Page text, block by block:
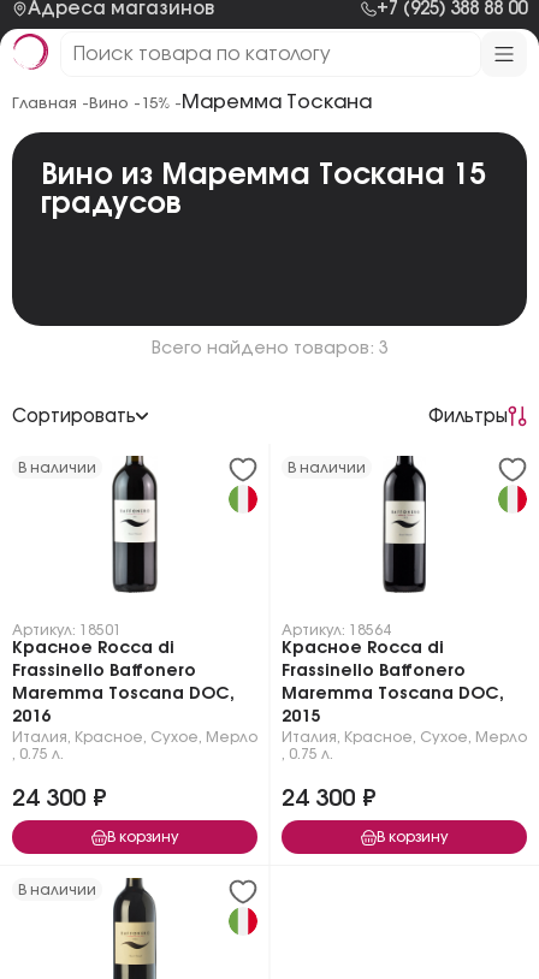
Адреса магазинов +7 (925) 388 88 00
Главная - Вино - 15% - Маремма Тоскана
Вино из Маремма Тоскана 15
градусов
Всего найдено товаров: 3
Сортировать Фильтры
В наличии
Артикул: 18501
Красное Rocca di
Frassinello Baffonero
Maremma Toscana DOC,
2016
Италия Красное Сухое
Мерло
0.75 л.
24 300 ₽
В корзину
В наличии
Артикул: 18564
Красное Rocca di
Frassinello Baffonero
Maremma Toscana DOC,
2015
Италия Красное Сухое
Мерло
0.75 л.
24 300 ₽
В корзину
В наличии